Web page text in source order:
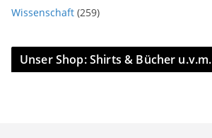
Wissenschaft (259)
Unser Shop: Shirts & Bücher u.v.m.